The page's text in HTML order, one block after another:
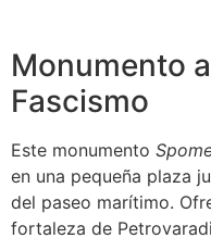
Monumento
Fascismo
Este monumento
en una pequeña plaza
del paseo marítimo.
fortaleza de